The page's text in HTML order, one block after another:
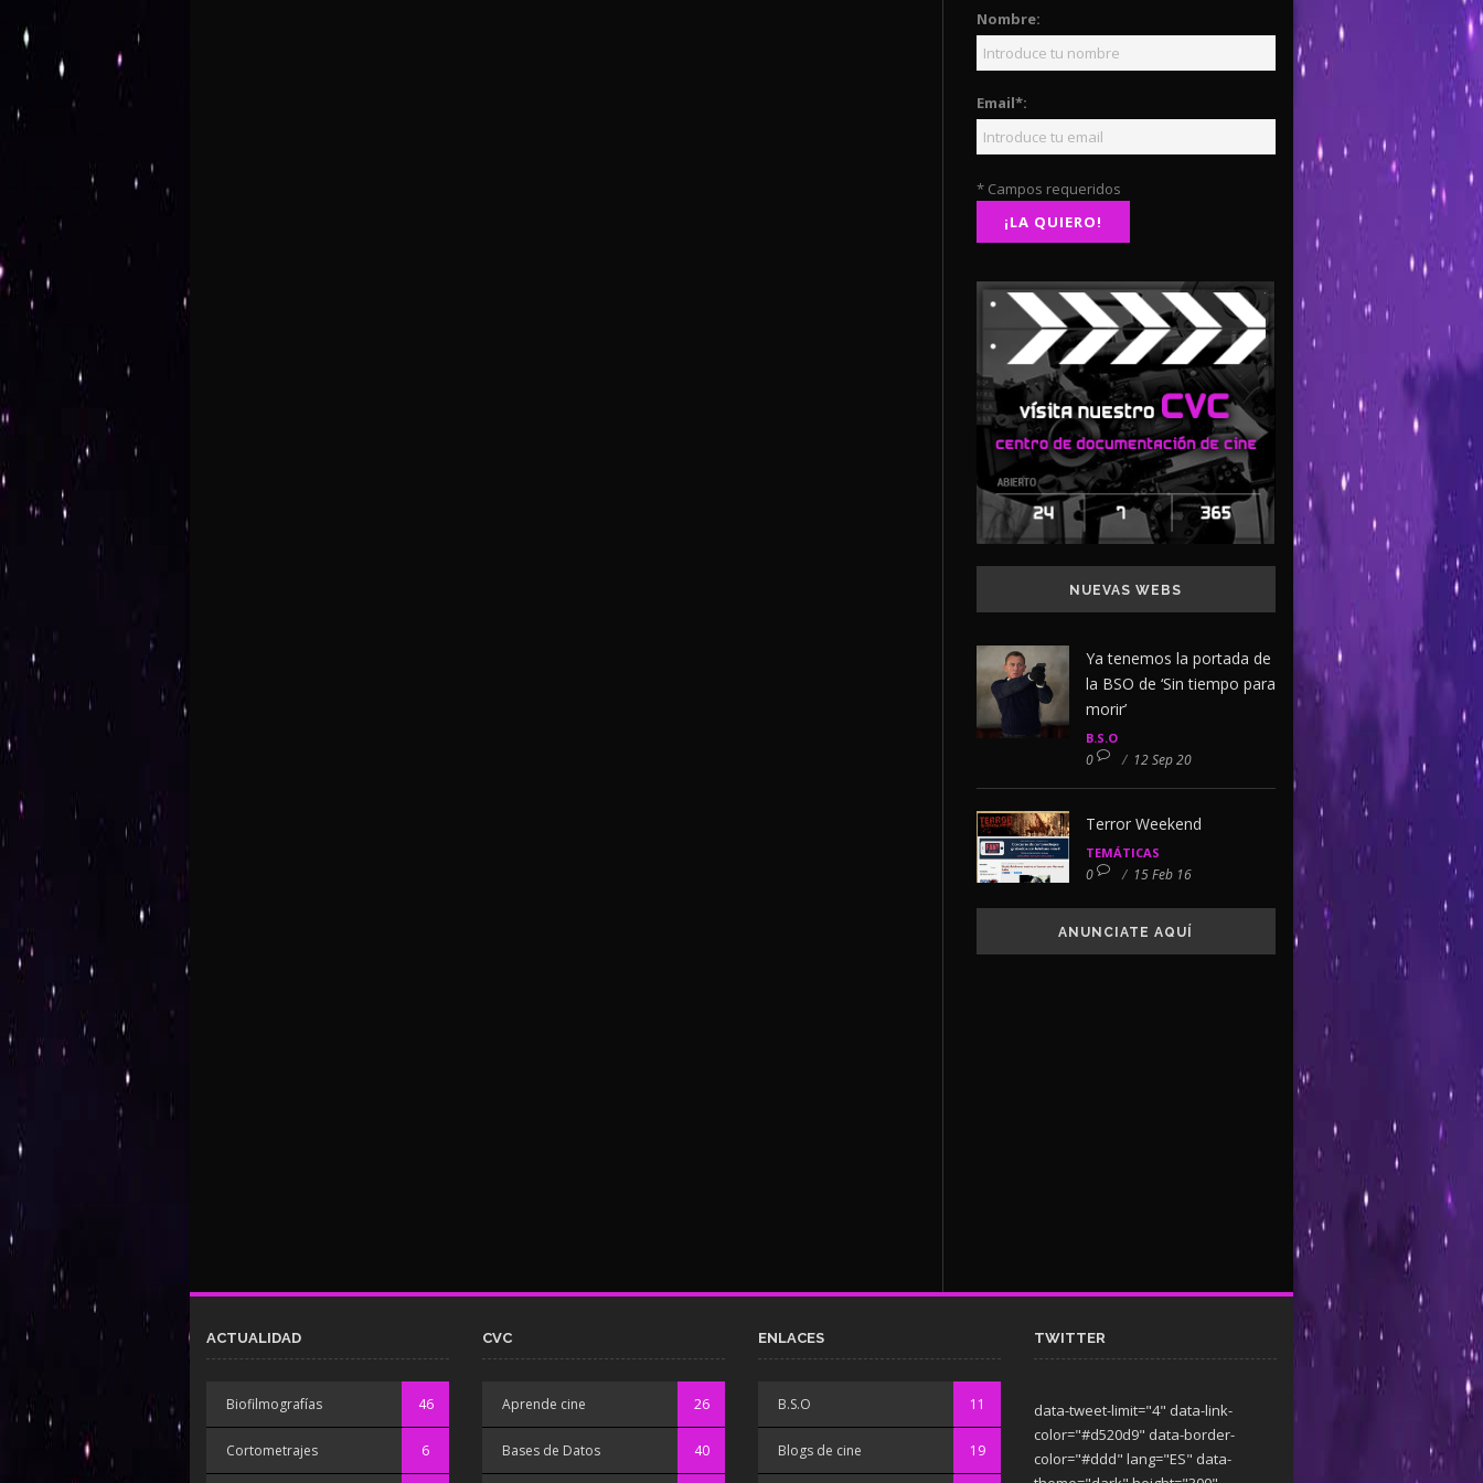
Nombre:
Email*:
* Campos requeridos
NUEVAS WEBS
Ya tenemos la portada de
la BSO de ‘Sin tiempo para
morir’
B.S.O
0 / 12 Sep 20
Terror Weekend
TEMÁTICAS
0 / 15 Feb 16
ANUNCIATE AQUÍ
ACTUALIDAD
Biofilmografías 46
Cortometrajes 6
CVC
Aprende cine 26
Bases de Datos 40
ENLACES
B.S.O 11
Blogs de cine 19
TWITTER
data-tweet-limit="4" data-link-
color="#d520d9" data-border-
color="#ddd" lang="ES" data-